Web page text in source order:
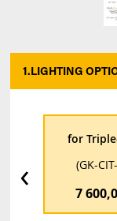
1.LIGHTING
‹
for
(GK-
7